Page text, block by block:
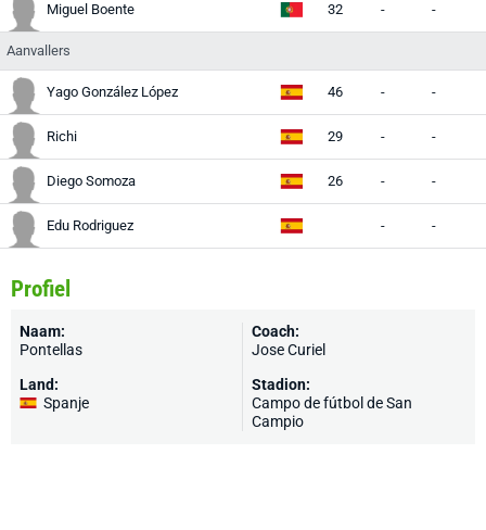
Miguel Boente 32 - -
Aanvallers
Yago González López 46 - -
Richi 29 - -
Diego Somoza 26 - -
Edu Rodriguez - -
Profiel
Naam:
Pontellas
Land:
Spanje
Coach:
Jose Curiel
Stadion:
Campo de fútbol de San
Campio